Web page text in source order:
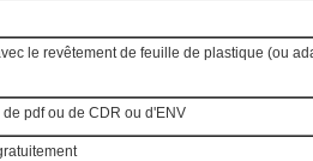
le revêtement de feuille de plastique (ou
pdf ou de CDR ou d'ENV